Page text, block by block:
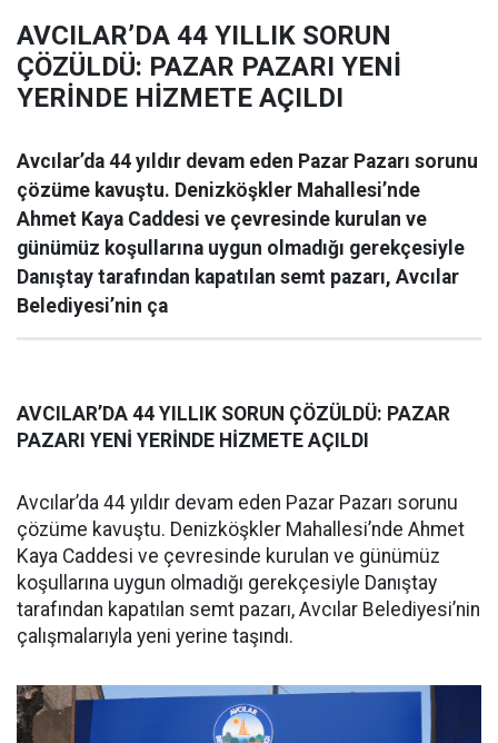
AVCILAR’DA 44 YILLIK SORUN
ÇÖZÜLDÜ: PAZAR PAZARI YENİ
YERİNDE HİZMETE AÇILDI
Avcılar’da 44 yıldır devam eden Pazar Pazarı sorunu
çözüme kavuştu. Denizköşkler Mahallesi’nde
Ahmet Kaya Caddesi ve çevresinde kurulan ve
günümüz koşullarına uygun olmadığı gerekçesiyle
Danıştay tarafından kapatılan semt pazarı, Avcılar
Belediyesi’nin ça
AVCILAR’DA 44 YILLIK SORUN ÇÖZÜLDÜ: PAZAR
PAZARI YENİ YERİNDE HİZMETE AÇILDI
Avcılar’da 44 yıldır devam eden Pazar Pazarı sorunu
çözüme kavuştu. Denizköşkler Mahallesi’nde Ahmet
Kaya Caddesi ve çevresinde kurulan ve günümüz
koşullarına uygun olmadığı gerekçesiyle Danıştay
tarafından kapatılan semt pazarı, Avcılar Belediyesi’nin
çalışmalarıyla yeni yerine taşındı.